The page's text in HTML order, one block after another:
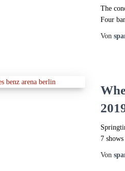
The
Four
Von
7
Von